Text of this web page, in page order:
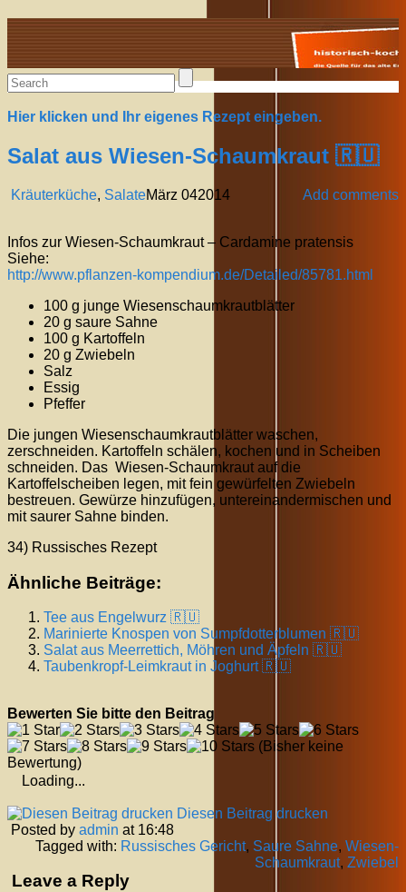
Alte Rezepte online
Hier klicken und Ihr eigenes Rezept eingeben.
Salat aus Wiesen-Schaumkraut 🇷🇺
Kräuterküche, Salate Add comments
März 042014
Infos zur Wiesen-Schaumkraut – Cardamine pratensis
Siehe:
http://www.pflanzen-kompendium.de/Detailed/85781.html
100 g junge Wiesenschaumkrautblätter
20 g saure Sahne
100 g Kartoffeln
20 g Zwiebeln
Salz
Essig
Pfeffer
Die jungen Wiesenschaumkrautblätter waschen,
zerschneiden. Kartoffeln schälen, kochen und in Scheiben
schneiden. Das Wiesen-Schaumkraut auf die
Kartoffelscheiben legen, mit fein gewürfelten Zwiebeln
bestreuen. Gewürze hinzufügen, untereinandermischen und
mit saurer Sahne binden.
34) Russisches Rezept
Ähnliche Beiträge:
Tee aus Engelwurz 🇷🇺
Marinierte Knospen von Sumpfdotterblumen 🇷🇺
Salat aus Meerrettich, Möhren und Äpfeln 🇷🇺
Taubenkropf-Leimkraut in Joghurt 🇷🇺
Bewerten Sie bitte den Beitrag
(Bisher keine
Bewertung)
Loading...
Diesen Beitrag drucken
Posted by admin at 16:48
Tagged with: Russisches Gericht, Saure Sahne, Wiesen-
Schaumkraut, Zwiebel
Leave a Reply